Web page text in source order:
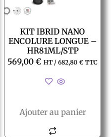
KIT IBRID NANO
ENCOLURE LONGUE –
HR81ML/STP
569,00 € HT / 682,80 € TTC
Ajouter au panier